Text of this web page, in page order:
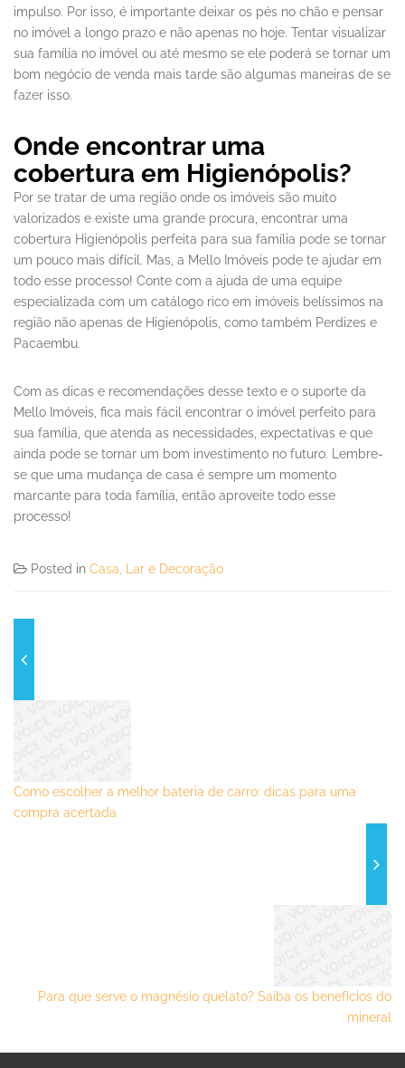
impulso. Por isso, é importante deixar os pés no chão e pensar
no imóvel a longo prazo e não apenas no hoje. Tentar visualizar
sua família no imóvel ou até mesmo se ele poderá se tornar um
bom negócio de venda mais tarde são algumas maneiras de se
fazer isso.
Onde encontrar uma
cobertura em Higienópolis?
Por se tratar de uma região onde os imóveis são muito
valorizados e existe uma grande procura, encontrar uma
cobertura Higienópolis perfeita para sua família pode se tornar
um pouco mais difícil. Mas, a Mello Imóveis pode te ajudar em
todo esse processo! Conte com a ajuda de uma equipe
especializada com um catálogo rico em imóveis belíssimos na
região não apenas de Higienópolis, como também Perdizes e
Pacaembu.
Com as dicas e recomendações desse texto e o suporte da
Mello Imóveis, fica mais fácil encontrar o imóvel perfeito para
sua família, que atenda as necessidades, expectativas e que
ainda pode se tornar um bom investimento no futuro. Lembre-
se que uma mudança de casa é sempre um momento
marcante para toda família, então aproveite todo esse
processo!
Posted in Casa, Lar e Decoração
Como escolher a melhor bateria de carro: dicas para uma
compra acertada
Para que serve o magnésio quelato? Saiba os benefícios do
mineral